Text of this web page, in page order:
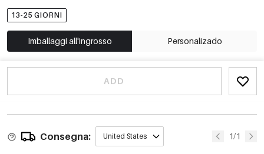
13-25 GIORNI
Imballaggi all'ingrosso Personalizado
ADD
Consegna: United States 1/1